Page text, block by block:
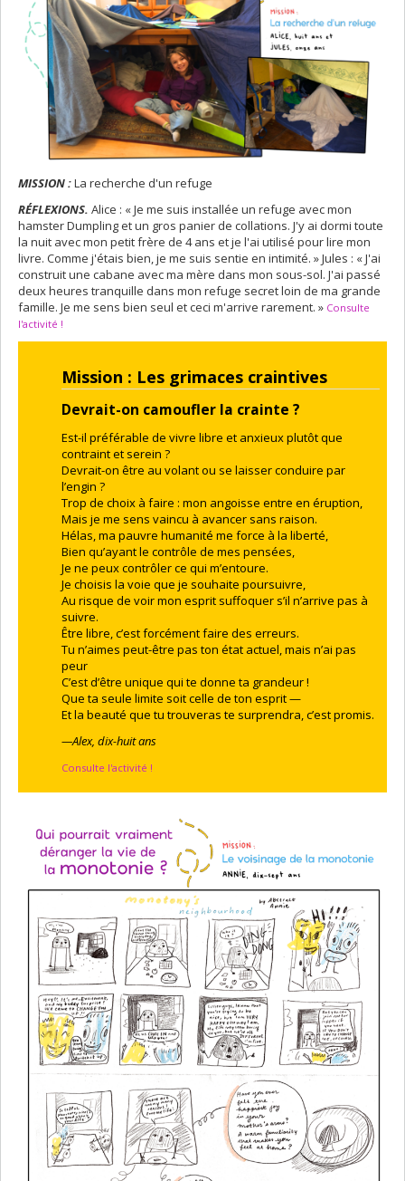
MISSION :La recherche d'un refuge
RÉFLEXIONS. Alice : « Je me suis installée un refuge avec mon
hamster Dumpling et un gros panier de collations. J'y ai dormi toute
la nuit avec mon petit frère de 4 ans et je l'ai utilisé pour lire mon
livre. Comme j'étais bien, je me suis sentie en intimité. » Jules : « J'ai
construit une cabane avec ma mère dans mon sous-sol. J'ai passé
deux heures tranquille dans mon refuge secret loin de ma grande
famille. Je me sens bien seul et ceci m'arrive rarement. » Consulte
l'activité !
Mission : Les grimaces craintives
Devrait-on camoufler la crainte ?
Est-il préférable de vivre libre et anxieux plutôt que
contraint et serein ?
Devrait-on être au volant ou se laisser conduire par
l’engin ?
Trop de choix à faire : mon angoisse entre en éruption,
Mais je me sens vaincu à avancer sans raison.
Hélas, ma pauvre humanité me force à la liberté,
Bien qu’ayant le contrôle de mes pensées,
Je ne peux contrôler ce qui m’entoure.
Je choisis la voie que je souhaite poursuivre,
Au risque de voir mon esprit suffoquer s’il n’arrive pas à
suivre.
Être libre, c’est forcément faire des erreurs.
Tu n’aimes peut-être pas ton état actuel, mais n’ai pas
peur
C’est d’être unique qui te donne ta grandeur !
Que ta seule limite soit celle de ton esprit —
Et la beauté que tu trouveras te surprendra, c’est promis.
—Alex, dix-huit ans
Consulte l'activité !